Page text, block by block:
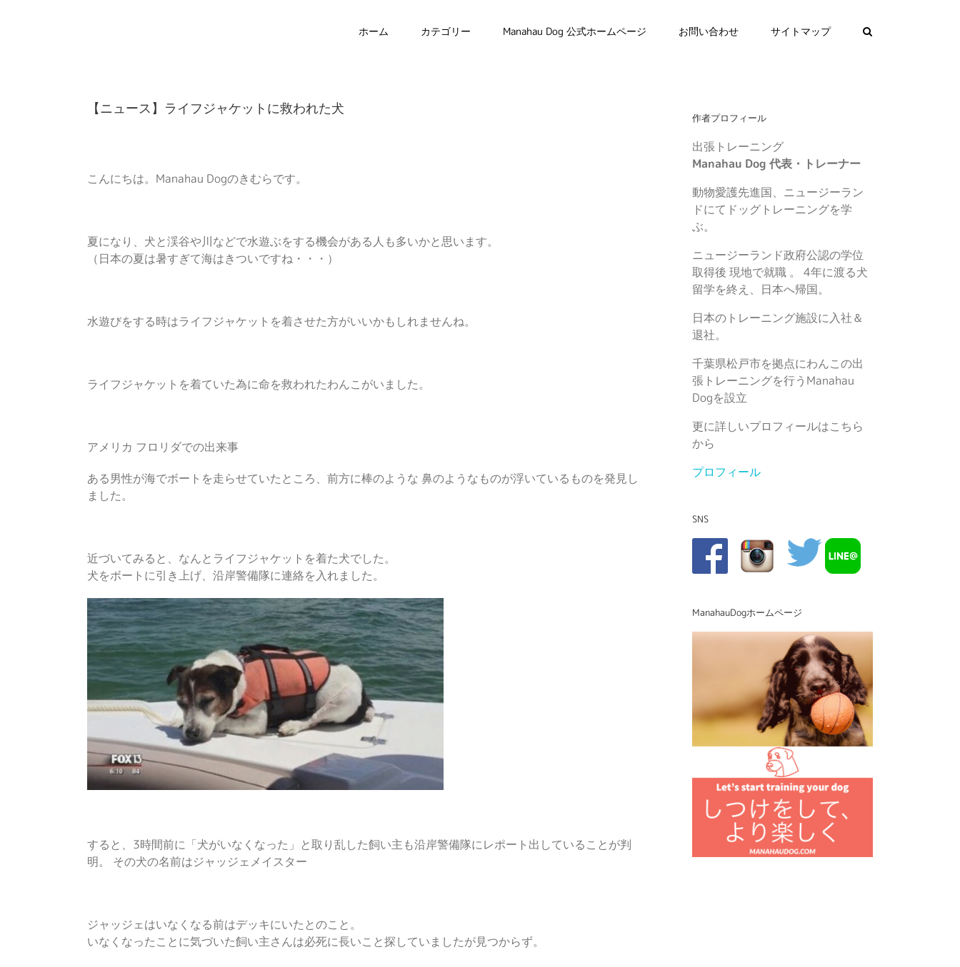
ホーム カテゴリー Manahau Dog 公式ホームページ お問い合わせ サイトマップ
【ニュース】ライフジャケットに救われた犬
こんにちは。Manahau Dogのきむらです。
夏になり、犬と渓谷や川などで水遊ぶをする機会がある人も多いかと思います。
（日本の夏は暑すぎて海はきついですね・・・）
水遊びをする時はライフジャケットを着させた方がいいかもしれませんね。
ライフジャケットを着ていた為に命を救われたわんこがいました。
アメリカ フロリダでの出来事
ある男性が海でボートを走らせていたところ、前方に棒のような 鼻のようなものが浮いているものを発見し
ました。
近づいてみると、なんとライフジャケットを着た犬でした。
犬をボートに引き上げ、沿岸警備隊に連絡を入れました。
すると、3時間前に「犬がいなくなった」と取り乱した飼い主も沿岸警備隊にレポート出していることが判
明。 その犬の名前はジャッジェメイスター
ジャッジェはいなくなる前はデッキにいたとのこと。
いなくなったことに気づいた飼い主さんは必死に長いこと探していましたが見つからず。
作者プロフィール
出張トレーニング
Manahau Dog 代表・トレーナー
動物愛護先進国、ニュージーラン
ドにてドッグトレーニングを学
ぶ。
ニュージーランド政府公認の学位
取得後 現地で就職 。 4年に渡る犬
留学を終え、日本へ帰国。
日本のトレーニング施設に入社＆
退社。
千葉県松戸市を拠点にわんこの出
張トレーニングを行うManahau
Dogを設立
更に詳しいプロフィールはこちら
から
プロフィール
SNS
ManahauDogホームページ